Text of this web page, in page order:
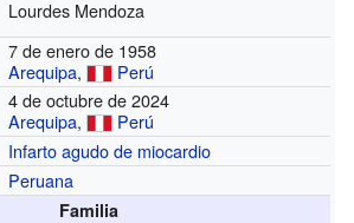
Lourdes Mendoza
7 de enero de 1958
Arequipa, Perú
4 de octubre de 2024
Arequipa, Perú
Infarto agudo de miocardio
Peruana
Familia